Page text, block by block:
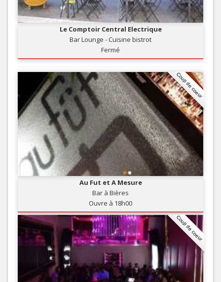
Le Comptoir Central Electrique
Bar Lounge - Cuisine bistrot
Fermé
Coup de coeur
Au Fut et A Mesure
Bar à Bières
Ouvre à 18h00
Coup de coeur